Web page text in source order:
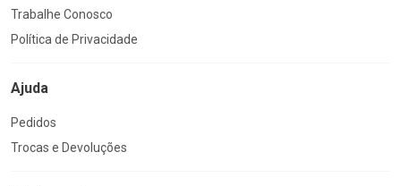
Trabalhe Conosco
Política de Privacidade
Ajuda
Pedidos
Trocas e Devoluções